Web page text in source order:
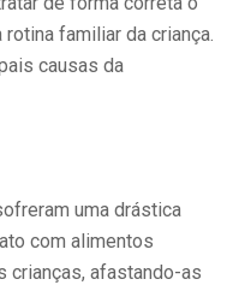
familiar da criança.
causas da
uma drástica
com alimentos
crianças, afastando-as